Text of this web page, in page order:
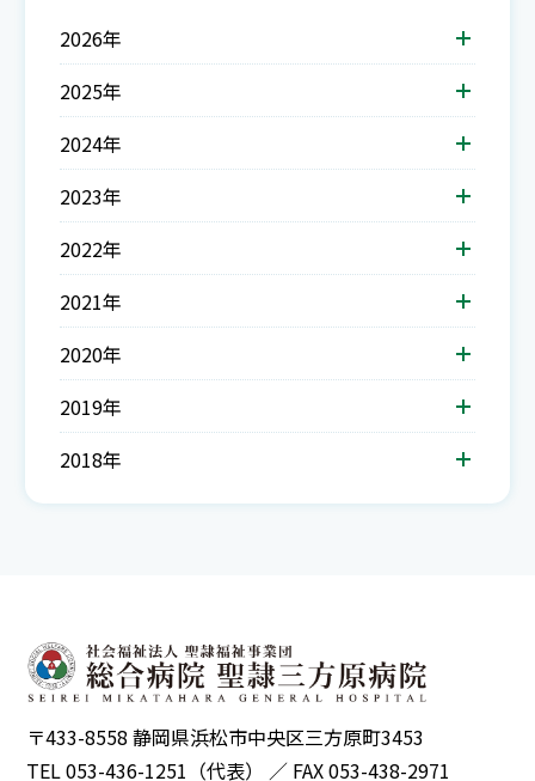
2026年
2025年
2024年
2023年
2022年
2021年
2020年
2019年
2018年
〒433-8558 静岡県浜松市中央区三方原町3453
TEL 053-436-1251（代表） ／ FAX 053-438-2971